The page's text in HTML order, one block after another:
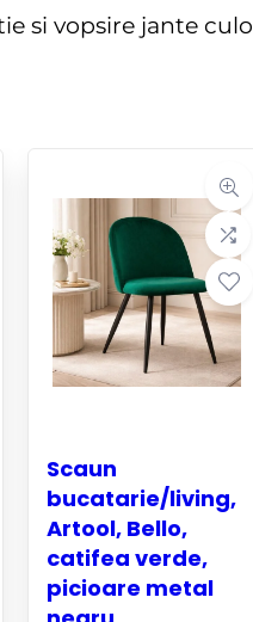
Scaun
bucatarie/living,
Artool, Bello,
catifea verde,
picioare metal